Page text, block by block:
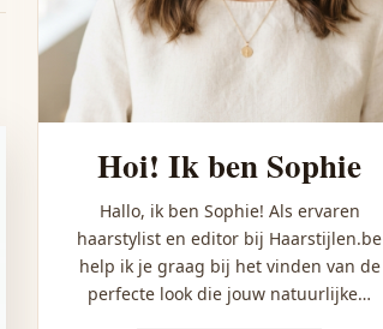
Hoi! Ik ben Sophie
Hallo, ik ben Sophie! Als ervaren
haarstylist en editor bij Haarstijlen.be
help ik je graag bij het vinden van de
perfecte look die jouw natuurlijke…